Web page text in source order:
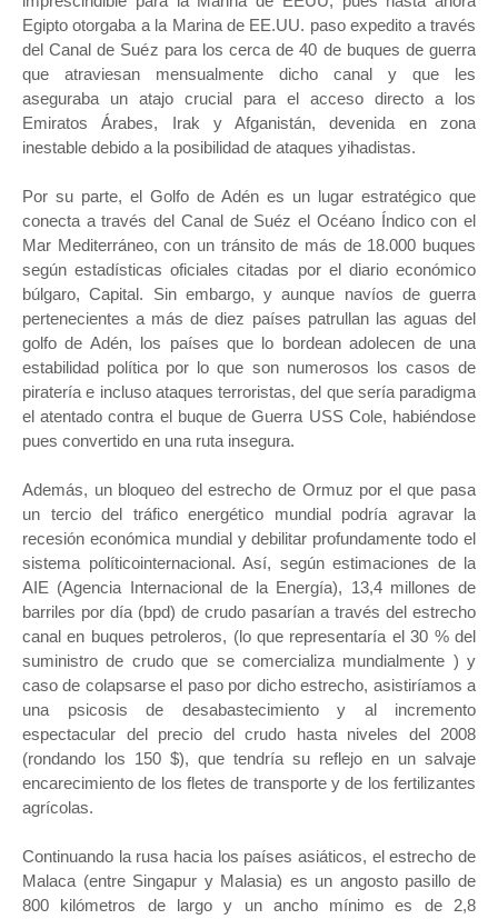
Egipto otorgaba a la Marina de EE.UU. paso expedito a través
del Canal de Suéz para los cerca de 40 de buques de guerra
que atraviesan mensualmente dicho canal y que les
aseguraba un atajo crucial para el acceso directo a los
Emiratos Árabes, Irak y Afganistán, devenida en zona
inestable debido a la posibilidad de ataques yihadistas.
Por su parte, el Golfo de Adén es un lugar estratégico que
conecta a través del Canal de Suéz el Océano Índico con el
Mar Mediterráneo, con un tránsito de más de 18.000 buques
según estadísticas oficiales citadas por el diario económico
búlgaro, Capital. Sin embargo, y aunque navíos de guerra
pertenecientes a más de diez países patrullan las aguas del
golfo de Adén, los países que lo bordean adolecen de una
estabilidad política por lo que son numerosos los casos de
piratería e incluso ataques terroristas, del que sería paradigma
el atentado contra el buque de Guerra USS Cole, habiéndose
pues convertido en una ruta insegura.
Además, un bloqueo del estrecho de Ormuz por el que pasa
un tercio del tráfico energético mundial podría agravar la
recesión económica mundial y debilitar profundamente todo el
sistema políticointernacional. Así, según estimaciones de la
AIE (Agencia Internacional de la Energía), 13,4 millones de
barriles por día (bpd) de crudo pasarían a través del estrecho
canal en buques petroleros, (lo que representaría el 30 % del
suministro de crudo que se comercializa mundialmente ) y
caso de colapsarse el paso por dicho estrecho, asistiríamos a
una psicosis de desabastecimiento y al incremento
espectacular del precio del crudo hasta niveles del 2008
(rondando los 150 $), que tendría su reflejo en un salvaje
encarecimiento de los fletes de transporte y de los fertilizantes
agrícolas.
Continuando la rusa hacia los países asiáticos, el estrecho de
Malaca (entre Singapur y Malasia) es un angosto pasillo de
800 kilómetros de largo y un ancho mínimo es de 2,8